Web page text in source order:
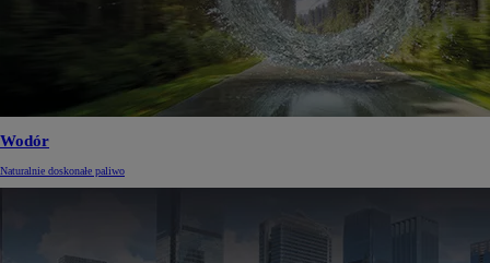
Wodór
Naturalnie doskonałe paliwo